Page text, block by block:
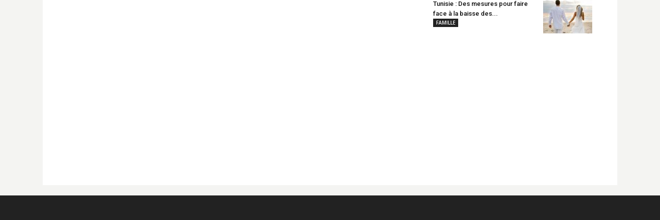
Tunisie : Des mesures pour faire
face à la baisse des...
FAMILLE